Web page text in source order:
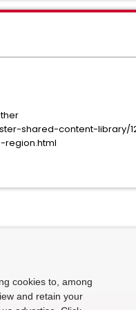
shared-content-library/
cookies to, among
and retain your